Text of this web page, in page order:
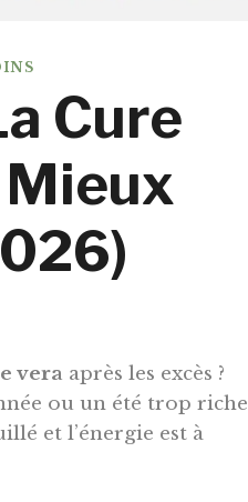
Cure
vera après les excès ?
ou un été trop riche
et l’énergie est à